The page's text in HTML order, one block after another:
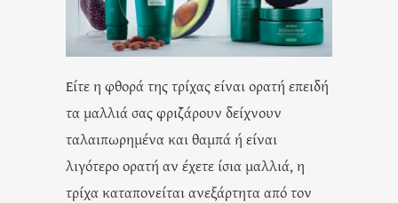
Είτε η φθορά της τρίχας είναι ορατή επειδή
τα μαλλιά σας φριζάρουν δείχνουν
ταλαιπωρημένα και θαμπά ή είναι
λιγότερο ορατή αν έχετε ίσια μαλλιά, η
τρίχα καταπονείται ανεξάρτητα από τον